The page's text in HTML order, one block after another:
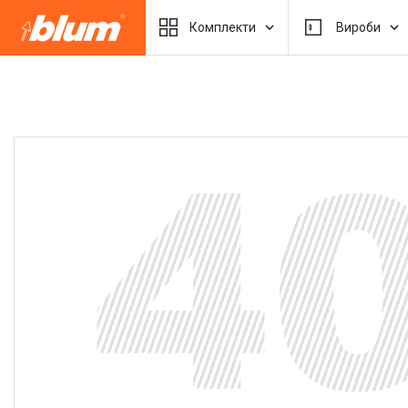
Комплекти Вироби